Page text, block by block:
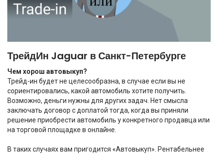
ТрейдИн Jaguar в Санкт-Петербурге
Чем хорош автовыкуп?
Трейд-ин будет не целесообразна, в случае если вы не
сориентировались, какой автомобиль хотите получить.
Возможно, деньги нужны для других задач. Нет смысла
заключать договор с доплатой тогда, когда вы приняли
решение приобрести автомобиль у конкретного продавца или
на торговой площадке в онлайне.
В таких случаях вам пригодится «Автовыкуп». Рентабельнее